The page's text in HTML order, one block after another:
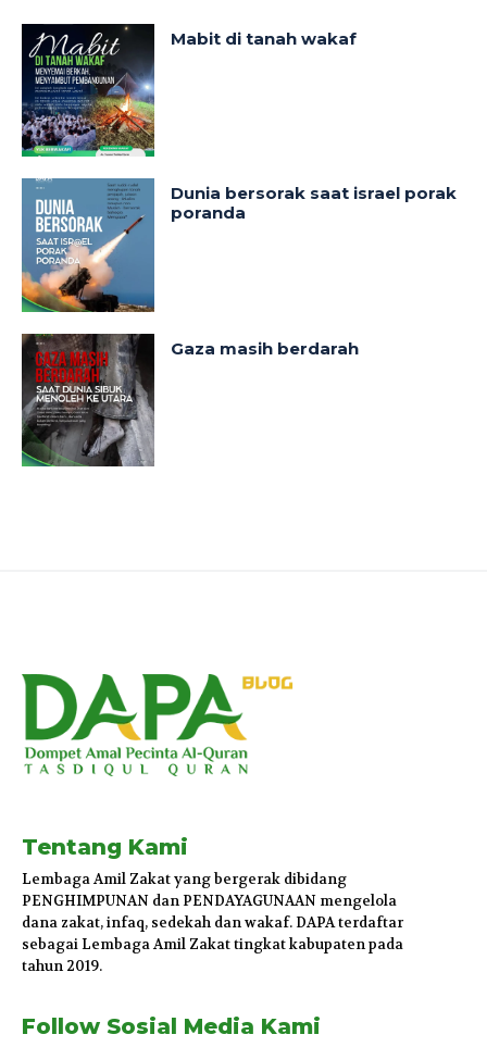
Mabit di tanah wakaf
Dunia bersorak saat israel porak
poranda
Gaza masih berdarah
Tentang Kami
Lembaga Amil Zakat yang bergerak dibidang
PENGHIMPUNAN dan PENDAYAGUNAAN mengelola
dana zakat, infaq, sedekah dan wakaf. DAPA terdaftar
sebagai Lembaga Amil Zakat tingkat kabupaten pada
tahun 2019.
Follow Sosial Media Kami